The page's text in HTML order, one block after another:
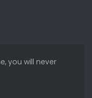
you will never